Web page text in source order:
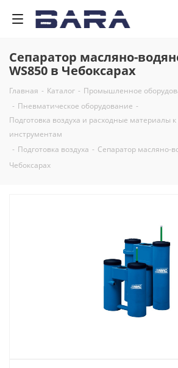
Сепаратор масляно-
WS850 в Чебоксарах
Главная - Каталог - Промышленное
- Пневматическое оборудование -
Подготовка воздуха и расходные материалы
инструментам
- Подготовка воздуха - Сепаратор масляно-
Чебоксарах